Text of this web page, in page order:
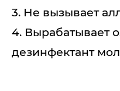
3. Не вызывает
4. Вырабатывает
дезинфектант